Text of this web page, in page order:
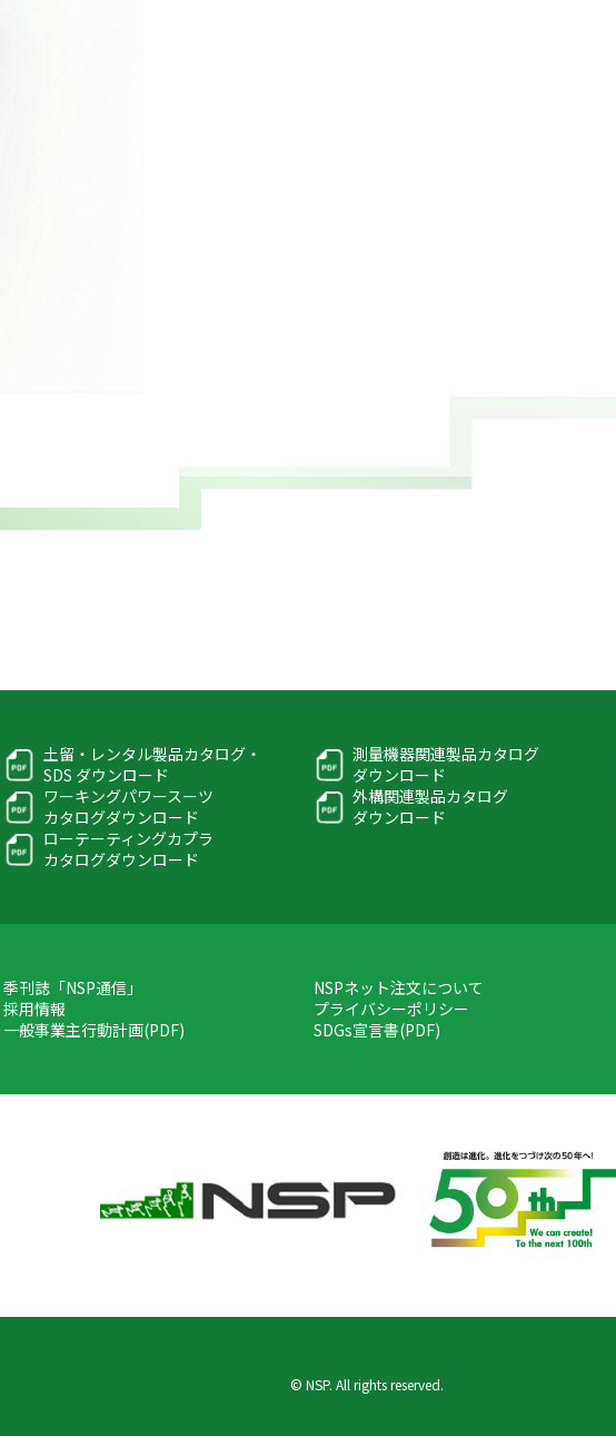
土留・レンタル製品カタログ・
SDS ダウンロード
測量機器関連製品カタログ
ダウンロード
ワーキングパワースーツ
カタログダウンロード
外構関連製品カタログ
ダウンロード
ローテーティングカプラ
カタログダウンロード
季刊誌「NSP通信」 NSPネット注文について
採用情報 プライバシーポリシー
一般事業主行動計画(PDF) SDGs宣言書(PDF)
© NSP. All rights reserved.